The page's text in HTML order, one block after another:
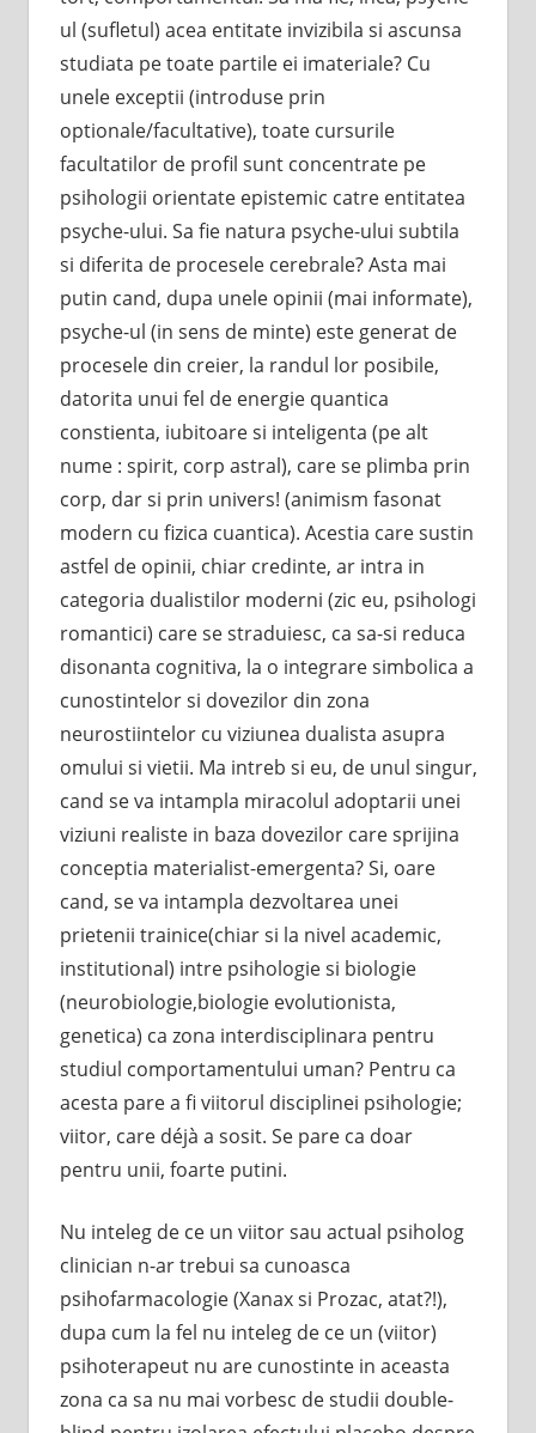
ul (sufletul) acea entitate invizibila si ascunsa
studiata pe toate partile ei imateriale? Cu
unele exceptii (introduse prin
optionale/facultative), toate cursurile
facultatilor de profil sunt concentrate pe
psihologii orientate epistemic catre entitatea
psyche-ului. Sa fie natura psyche-ului subtila
si diferita de procesele cerebrale? Asta mai
putin cand, dupa unele opinii (mai informate),
psyche-ul (in sens de minte) este generat de
procesele din creier, la randul lor posibile,
datorita unui fel de energie quantica
constienta, iubitoare si inteligenta (pe alt
nume : spirit, corp astral), care se plimba prin
corp, dar si prin univers! (animism fasonat
modern cu fizica cuantica). Acestia care sustin
astfel de opinii, chiar credinte, ar intra in
categoria dualistilor moderni (zic eu, psihologi
romantici) care se straduiesc, ca sa-si reduca
disonanta cognitiva, la o integrare simbolica a
cunostintelor si dovezilor din zona
neurostiintelor cu viziunea dualista asupra
omului si vietii. Ma intreb si eu, de unul singur,
cand se va intampla miracolul adoptarii unei
viziuni realiste in baza dovezilor care sprijina
conceptia materialist-emergenta? Si, oare
cand, se va intampla dezvoltarea unei
prietenii trainice(chiar si la nivel academic,
institutional) intre psihologie si biologie
(neurobiologie,biologie evolutionista,
genetica) ca zona interdisciplinara pentru
studiul comportamentului uman? Pentru ca
acesta pare a fi viitorul disciplinei psihologie;
viitor, care déjà a sosit. Se pare ca doar
pentru unii, foarte putini.
Nu inteleg de ce un viitor sau actual psiholog
clinician n-ar trebui sa cunoasca
psihofarmacologie (Xanax si Prozac, atat?!),
dupa cum la fel nu inteleg de ce un (viitor)
psihoterapeut nu are cunostinte in aceasta
zona ca sa nu mai vorbesc de studii double-